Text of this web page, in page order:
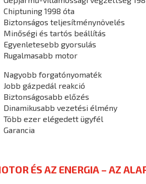
Chiptuning 1998 óta
Biztonságos teljesítménynövelés
Minőségi és tartós beállítás
Egyenletesebb gyorsulás
Rugalmasabb motor
Nagyobb forgatónyomaték
Jobb gázpedál reakció
Biztonságosabb előzés
Dinamikusabb vezetési élmény
Több ezer elégedett ügyfél
Garancia
ÉS AZ ENERGIA – AZ